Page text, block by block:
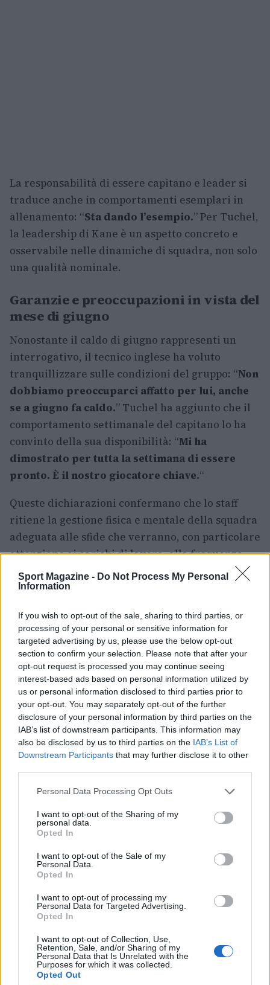
Sport Magazine - Do Not Process My Personal
Information
If you wish to opt-out of the sale, sharing to third parties, or
processing of your personal or sensitive information for
targeted advertising by us, please use the below opt-out
section to confirm your selection. Please note that after your
opt-out request is processed you may continue seeing
interest-based ads based on personal information utilized by
us or personal information disclosed to third parties prior to
your opt-out. You may separately opt-out of the further
disclosure of your personal information by third parties on the
IAB’s list of downstream participants. This information may
also be disclosed by us to third parties on the IAB’s List of
Downstream Participants that may further disclose it to other
Please note that this website/app uses one or more Google
not limited to your visit or usage behaviour. You may click to
grant or deny consent to Google and its third-party tags to
use your data for below specified purposes in below Google
consent section.
Personal Data Processing Opt Outs
I want to opt-out of the Sharing of my
personal data.
Opted In
I want to opt-out of the Sale of my
Personal Data.
Opted In
I want to opt-out of processing my
Personal Data for Targeted Advertising.
Opted In
I want to opt-out of Collection, Use,
Retention, Sale, and/or Sharing of my
Personal Data that Is Unrelated with the
Purposes for which it was collected.
Opted Out
La responsabilità di essere capitano e leader si
traduce anche in comportamenti esemplari in
allenamento: “Sta dando l’esempio.” Per Tuchel,
la leadership di Kane è un aspetto concreto e
osservabile nelle dinamiche di squadra, non solo
una qualità nominale.
Garanzie e preoccupazioni in vista del
mese di giugno
Nonostante il caldo di giugno rappresenti un
interrogativo, il tecnico inglese ha voluto
tranquillizzare sulle condizioni del gruppo: “Non
dobbiamo preoccuparci affatto per lui, anche
se a giugno fa caldo.” Tuchel ha aggiunto che il
comportamento settimanale del capitano lo ha
convinto della sua disponibilità: “Mi ha
dimostrato per tutta la settimana di essere
pronto. È il nostro giocatore chiave.“
Queste dichiarazioni confermano che lo staff
ritiene la gestione fisica e mentale della squadra
adeguata alle sfide che verranno, con particolare
attenzione ai carichi di lavoro, alla frequenza
degli spostamenti e all’impatto del clima sulle
prestazioni. La strada verso il primo match passa
piano tattico e sanitario della nazionale.
In sintesi, la preparazione inFloridala tappa a
Kansas Citye l’esordio probabile aDallassono
elementi concreti del calendario di
avvicinamento dell’Inghilterramentre la
condizione diHarry Kaneviene descritta dallo
staff come solida e centrale per le ambizioni
della squadra.
Ilaria Mauri
Ilaria Mauri, bolognese, decise di seguire il
Dall'Ara durante una partita decisiva: oggi
coordina le pagine di competizioni e
sul campo e conserva il biglietto di quella
partita come prova della svolta.